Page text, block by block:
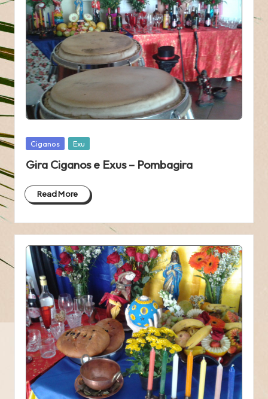
Posted
Ciganos Exu
Gira Ciganos e Exus – Pombagira
Read More